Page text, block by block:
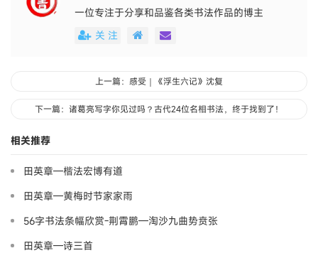
一位专注于分享和品鉴各类书法作品的博主
关 注
上一篇：感受｜《浮生六记》沈复
下一篇：诸葛亮写字你见过吗？古代24位名相书法，终于找到了！
相关推荐
田英章—楷法宏博有道
田英章—黄梅时节家家雨
56字书法条幅欣赏-荆霄鹏—淘沙九曲势贲张
田英章—诗三首